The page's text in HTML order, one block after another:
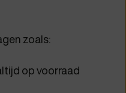
zoals:
op voorraad